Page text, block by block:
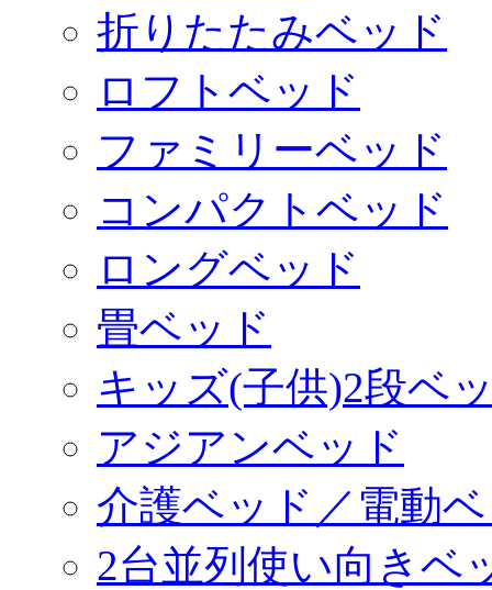
折りたたみベッド
ロフトベッド
ファミリーベッド
コンパクトベッド
ロングベッド
畳ベッド
キッズ(子供)2段ベ
アジアンベッド
介護ベッド／電動
2台並列使い向きベ